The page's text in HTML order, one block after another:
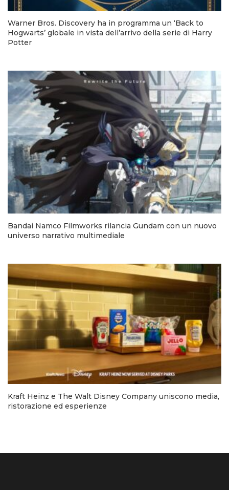
Warner Bros. Discovery ha in programma un ‘Back to
Hogwarts’ globale in vista dell’arrivo della serie di Harry
Potter
Bandai Namco Filmworks rilancia Gundam con un nuovo
universo narrativo multimediale
Kraft Heinz e The Walt Disney Company uniscono media,
ristorazione ed esperienze